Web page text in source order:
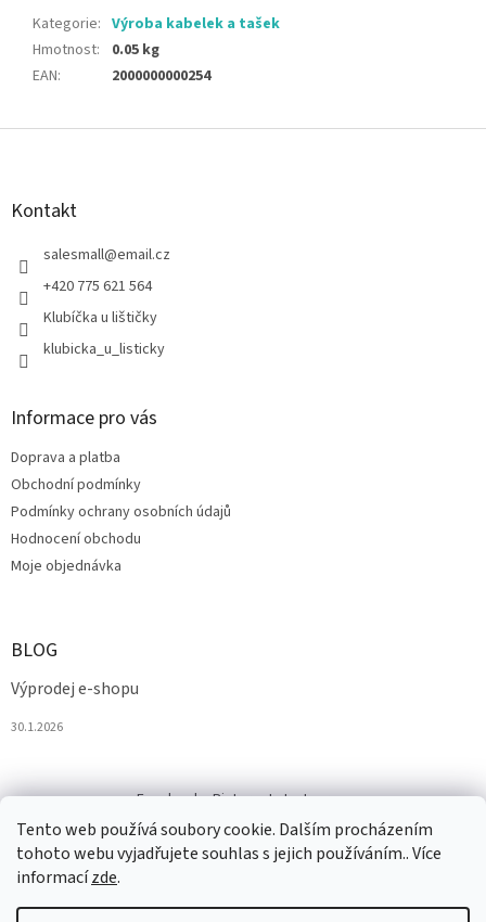
Tento web používá soubory cookie. Dalším procházením
tohoto webu vyjadřujete souhlas s jejich používáním.. Více
informacízde.
Kategorie: Výroba kabelek a tašek
Hmotnost:
0.05 kg
EAN: 2000000000254
Z
Kontakt
salesmall@email.cz
+420 775 621 564
Klubíčka u lištičky
klubicka_u_listicky
Informace pro vás
Doprava a platba
Obchodní podmínky
Podmínky ochrany osobních údajů
Hodnocení obchodu
Moje objednávka
BLOG
Výprodej e-shopu
30.1.2026
Facebook Pinterest Instagram